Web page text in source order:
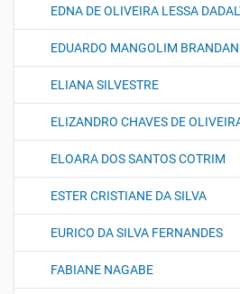
EDNA DE OLIVEIRA LESSA
EDUARDO MANGOLIM
ELIANA SILVESTRE
ELIZANDRO CHAVES DE
ELOARA DOS SANTOS COTRIM
ESTER CRISTIANE DA SILVA
EURICO DA SILVA FERNANDES
FABIANE NAGABE